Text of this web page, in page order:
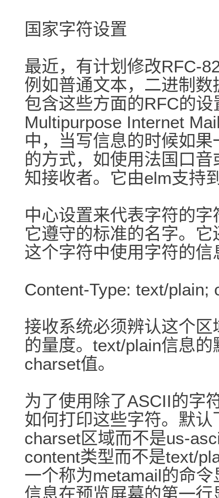
国家字符设置
最近，有计划修改RFC-
例如普通文本，二进制
包含这些方面的RFC的
Multipurpose Internet
中，当写信息的时候如
的方式，如使用法国口
知接收者。它由elm支持
中心设置来代表字符的
它遵守的标准的名字。
这个字符中使用字符的
Content-Type: text/plain;
接收系统必须辨认这个
的量度。text/plain信息
charset值。
为了使用除了ASCII的字
如何打印这些字符。默
charset区域而不是us-
content类型而不是text/
一个称为metamail的命
信息在预览屏幕的第一行